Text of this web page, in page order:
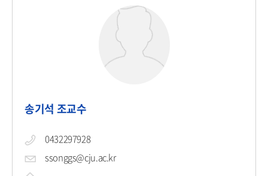
송기석 조교수
0432297928
ssonggs@cju.ac.kr